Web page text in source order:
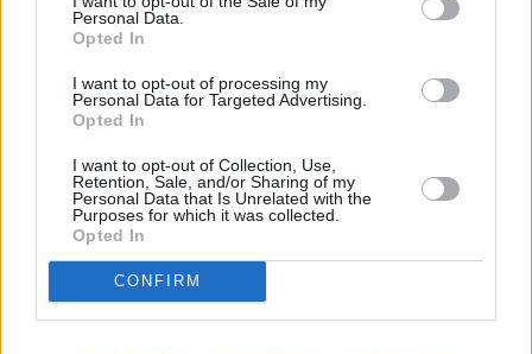
Personal Data.
Opted In
I want to opt-out of processing my
Personal Data for Targeted Advertising.
Opted In
I want to opt-out of Collection, Use,
Retention, Sale, and/or Sharing of my
Personal Data that Is Unrelated with the
Purposes for which it was collected.
Opted In
CONFIRM
Leicht
Krensuppe
Meerretichsauce
Leicht
Lachsfilet mit Krensauce